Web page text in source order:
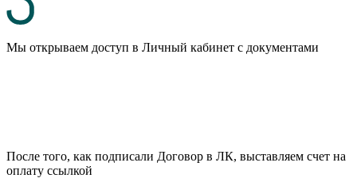
Мы открываем доступ в Личный кабинет с документами
После того, как подписали Договор в ЛК, выставляем счет на
оплату ссылкой